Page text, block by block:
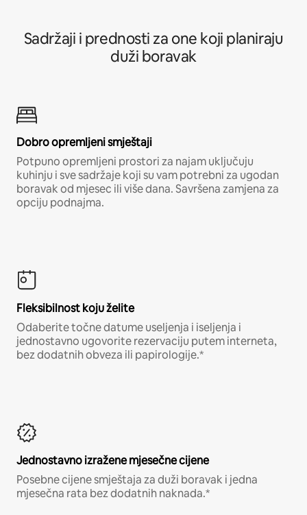
Sadržaji i prednosti za one koji planiraju
duži boravak
Dobro opremljeni smještaji
Potpuno opremljeni prostori za najam uključuju
kuhinju i sve sadržaje koji su vam potrebni za ugodan
boravak od mjesec ili više dana. Savršena zamjena za
opciju podnajma.
Fleksibilnost koju želite
Odaberite točne datume useljenja i iseljenja i
jednostavno ugovorite rezervaciju putem interneta,
bez dodatnih obveza ili papirologije.*
Jednostavno izražene mjesečne cijene
Posebne cijene smještaja za duži boravak i jedna
mjesečna rata bez dodatnih naknada.*